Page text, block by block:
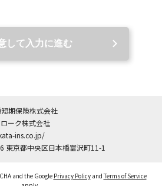
して入力に進む
期保険株式会社
ーク株式会社
ins.co.jp/
東京都中央区日本橋富沢町11-1
and the Google Privacy PolicyandTerms of Service